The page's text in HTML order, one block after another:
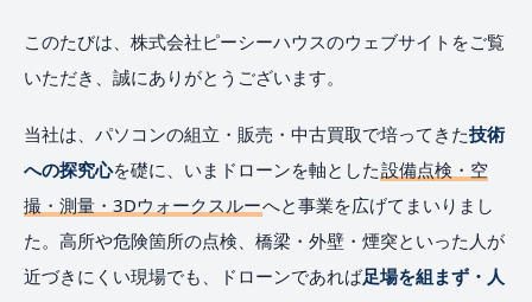
このたびは、株式会社ピーシーハウスのウェブサイトをご覧
いただき、誠にありがとうございます。
当社は、パソコンの組立・販売・中古買取で培ってきた技術
への探究心を礎に、いまドローンを軸とした設備点検・空
撮・測量・3Dウォークスルーへと事業を広げてまいりまし
た。高所や危険箇所の点検、橋梁・外壁・煙突といった人が
近づきにくい現場でも、ドローンであれば足場を組まず・人